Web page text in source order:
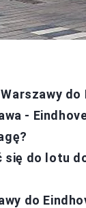
do
-
do lotu
do